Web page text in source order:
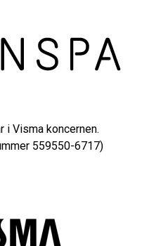
i Visma koncernen.
559550-6717)